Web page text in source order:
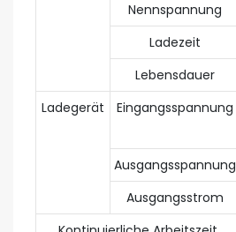
Nennspannung
Ladezeit
Lebensdauer
Ladegerät
Eingangsspannung
Ausgangsspannung
Ausgangsstrom